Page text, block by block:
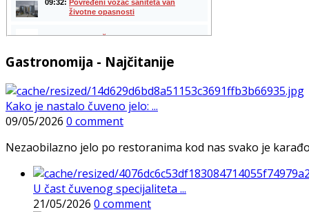
Gastronomija - Najčitanije
Kako je nastalo čuveno jelo: ...
09/05/2026 0 comment
Nezaobilazno jelo po restoranima kod nas svako je
U čast čuvenog specijaliteta ...
21/05/2026 0 comment